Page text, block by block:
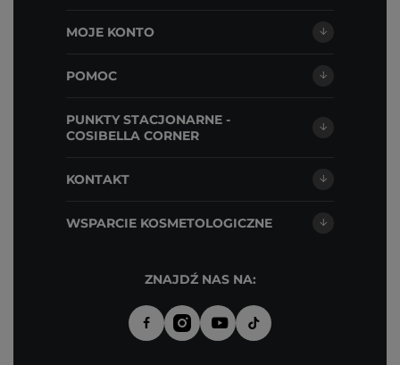
MOJE KONTO
POMOC
PUNKTY STACJONARNE -
COSIBELLA CORNER
KONTAKT
WSPARCIE KOSMETOLOGICZNE
ZNAJDŹ NAS NA: